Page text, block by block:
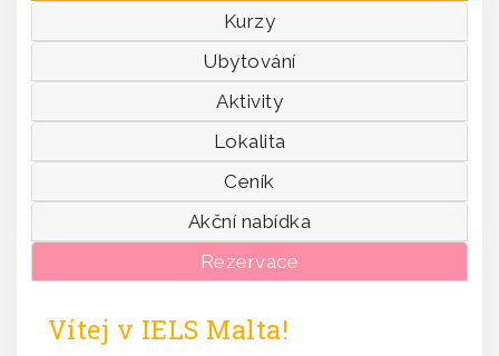
Kurzy
Ubytování
Aktivity
Lokalita
Ceník
Akční nabídka
Rezervace
Vítej v IELS Malta!